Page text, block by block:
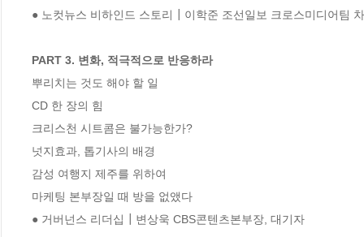
● 노컷뉴스 비하인드 스토리┃이학준 조선일보 크로스미디어팀
PART 3. 변화, 적극적으로 반응하라
뿌리치는 것도 해야 할 일
CD 한 장의 힘
크리스천 시트콤은 불가능한가?
넛지효과, 톱기사의 배경
감성 여행지 제주를 위하여
마케팅 본부장일 때 방을 없앴다
● 거버넌스 리더십┃변상욱 CBS콘텐츠본부장, 대기자